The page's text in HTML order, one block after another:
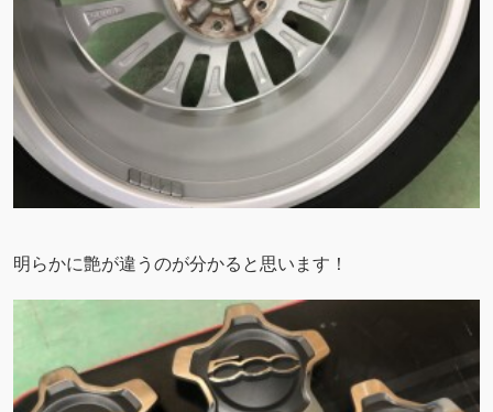
明らかに艶が違うのが分かると思います！